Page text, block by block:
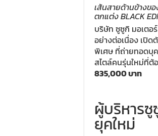
เส้นสายด้านข้างข
ตกแต่ง BLACK
บริษัท ซูซูกิ มอเตอ
อย่างต่อเนื่อง เปิด
พิเศษ ที่ถ่ายทอดบุ
สไตล์คนรุ่นใหม่ที่ต้อ
835,000 บาท
ผู้บริหารซู
ยุคใหม่